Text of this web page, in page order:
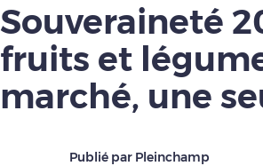
Souveraineté
fruits et
marché, une
Publié par Pleinchamp